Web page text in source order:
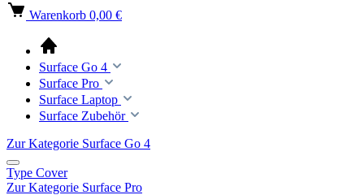
Warenkorb 0,00 €
Surface Go 4
Surface Pro
Surface Laptop
Surface Zubehör
Zur Kategorie Surface Go 4
Type Cover
Zur Kategorie Surface Pro